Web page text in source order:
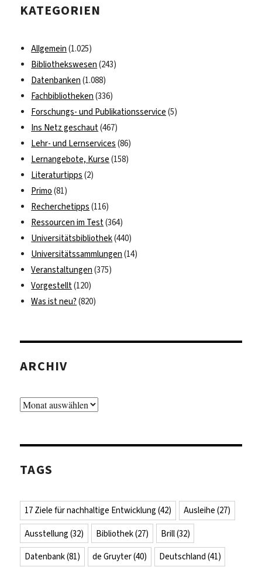
KATEGORIEN
Allgemein (1.025)
Bibliothekswesen (243)
Datenbanken (1.088)
Fachbibliotheken (336)
Forschungs- und Publikationsservice (5)
Ins Netz geschaut(467)
Lehr- und Lernservices (86)
Lernangebote, Kurse (158)
Literaturtipps (2)
Primo (81)
Recherchetipps (116)
Ressourcen im Test(364)
Universitätsbibliothek(440)
Universitätssammlungen (14)
Veranstaltungen (375)
Vorgestellt(120)
Was ist neu? (820)
ARCHIV
Archiv
TAGS
17 Ziele für nachhaltige Entwicklung (42) Ausleihe (27)
Ausstellung (32) Bibliothek(27) Brill(32)
Datenbank(81) de Gruyter(40) Deutschland (41)